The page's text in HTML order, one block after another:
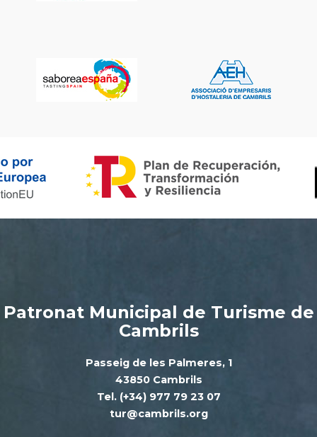
Patronat Municipal de Turisme de
Cambrils
Passeig de les Palmeres, 1
43850 Cambrils
Tel. (+34) 977 79 23 07
tur@cambrils.org